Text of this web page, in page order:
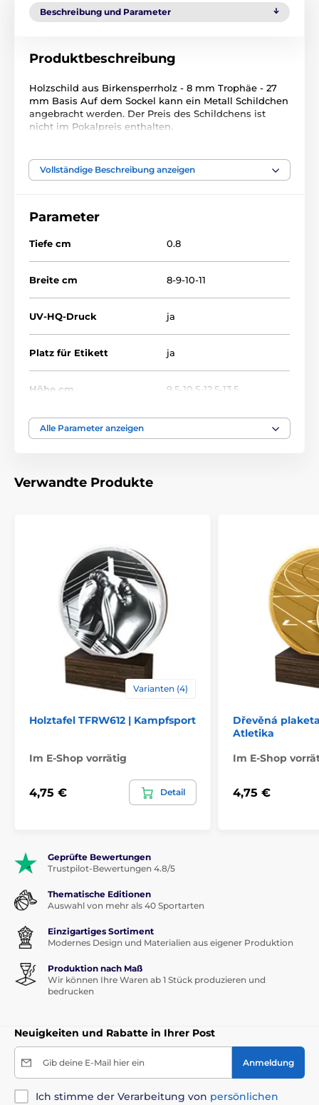
Beschreibung und Parameter
Produktbeschreibung
Holzschild aus Birkensperrholz - 8 mm Trophäe - 27
mm Basis Auf dem Sockel kann ein Metall Schildchen
angebracht werden. Der Preis des Schildchens ist
nicht im Pokalpreis enthalten.
Das Produkt ist in Kategorien eingeteilt
TFRW 501-
Vollständige Beschreibung anzeigen
Parameter
Tiefe cm 0.8
Breite cm 8-9-10-11
UV-HQ-Druck ja
Platz für Etikett ja
Höhe cm 9.5-10.5-12.5-13.5
Thema
Alle Parameter anzeigen
Verwandte Produkte
Varianten (4)
Holztafel TFRW612 | Kampfsport
Im E-Shop vorrätig
4,75 € Detail
Dřevěná
Atletika
Im E-Shop
4,75 €
Geprüfte Bewertungen
Trustpilot-Bewertungen 4.8/5
Thematische Editionen
Auswahl von mehr als 40 Sportarten
Einzigartiges Sortiment
Modernes Design und Materialien aus eigener Produktion
Produktion nach Maß
Wir können Ihre Waren ab 1 Stück produzieren und
bedrucken
Neuigkeiten und Rabatte in Ihrer Post
Gib deine E-Mail hier ein Anmeldung
Ich stimme der Verarbeitung von persönlichen